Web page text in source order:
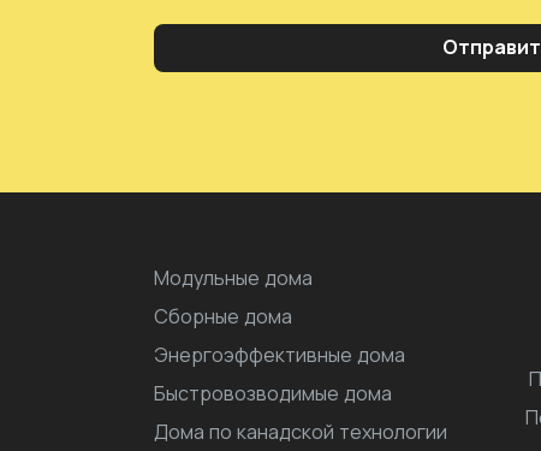
Модульные дома
Сборные дома
Энергоэффективные дома
Быстровозводимые дома
Дома по канадской технологии